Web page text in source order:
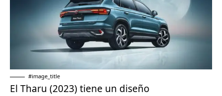
#image_title
El Tharu (2023) tiene un diseño